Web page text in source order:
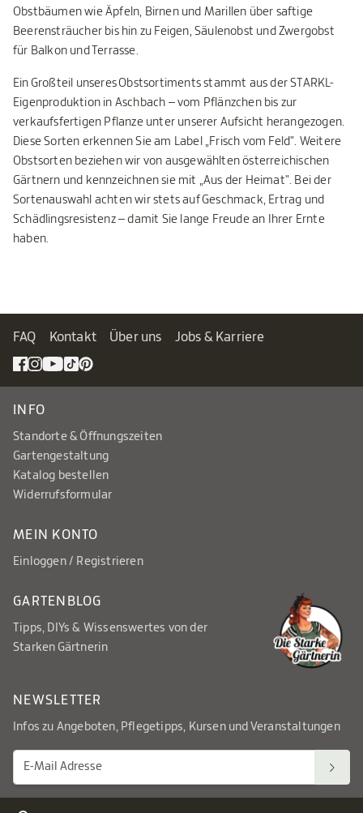
Obstbäumen wie Äpfeln, Birnen und Marillen über saftige
Beerensträucher bis hin zu Feigen, Säulenobst und Zwergobst
für Balkon und Terrasse.
Ein Großteil unseres Obstsortiments stammt aus der STARKL-
Eigenproduktion in Aschbach – vom Pflänzchen bis zur
verkaufsfertigen Pflanze unter unserer Aufsicht herangezogen.
Diese Sorten erkennen Sie am Label „Frisch vom Feld". Weitere
Obstsorten beziehen wir von ausgewählten österreichischen
Gärtnern und kennzeichnen sie mit „Aus der Heimat". Bei der
Sortenauswahl achten wir stets auf Geschmack, Ertrag und
Schädlingsresistenz – damit Sie lange Freude an Ihrer Ernte
haben.
FAQ Kontakt Über uns Jobs & Karriere
INFO
Standorte & Öffnungszeiten
Gartengestaltung
Katalog bestellen
Widerrufsformular
MEIN KONTO
Einloggen / Registrieren
GARTENBLOG
Tipps, DIYs & Wissenswertes von der
Starken Gärtnerin
NEWSLETTER
Infos zu Angeboten, Pflegetipps, Kursen und Veranstaltungen